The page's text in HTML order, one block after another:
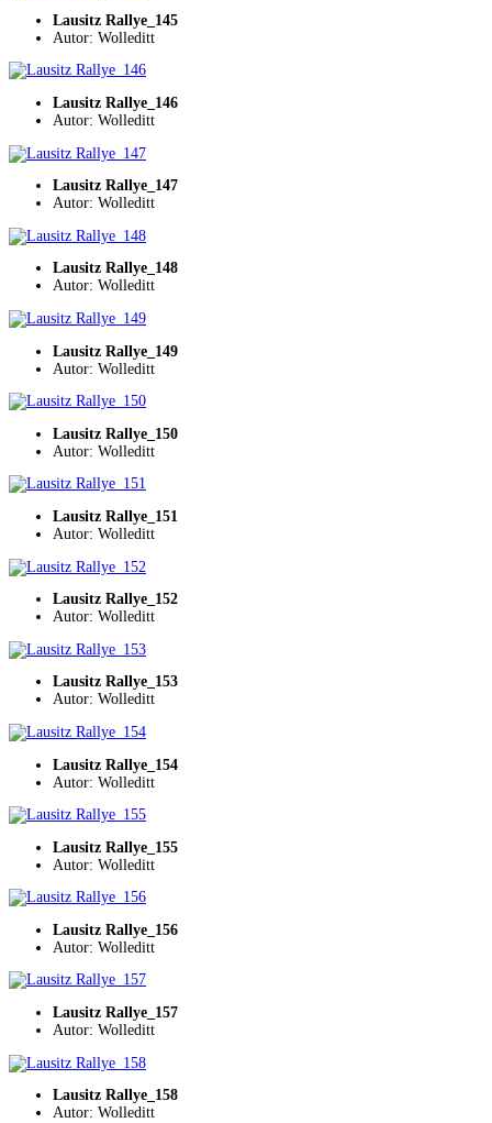
Lausitz Rallye_145
Autor: Wolleditt
Lausitz Rallye_146
Autor: Wolleditt
Lausitz Rallye_147
Autor: Wolleditt
Lausitz Rallye_148
Autor: Wolleditt
Lausitz Rallye_149
Autor: Wolleditt
Lausitz Rallye_150
Autor: Wolleditt
Lausitz Rallye_151
Autor: Wolleditt
Lausitz Rallye_152
Autor: Wolleditt
Lausitz Rallye_153
Autor: Wolleditt
Lausitz Rallye_154
Autor: Wolleditt
Lausitz Rallye_155
Autor: Wolleditt
Lausitz Rallye_156
Autor: Wolleditt
Lausitz Rallye_157
Autor: Wolleditt
Lausitz Rallye_158
Autor: Wolleditt